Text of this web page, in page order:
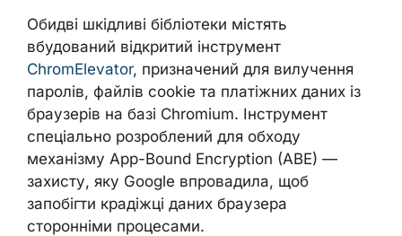
Обидві шкідливі бібліотеки містять
вбудований відкритий інструмент
ChromElevator, призначений для вилучення
паролів, файлів cookie та платіжних даних із
браузерів на базі Chromium. Інструмент
спеціально розроблений для обходу
механізму App-Bound Encryption (ABE) —
захисту, яку Google впровадила, щоб
запобігти крадіжці даних браузера
сторонніми процесами.